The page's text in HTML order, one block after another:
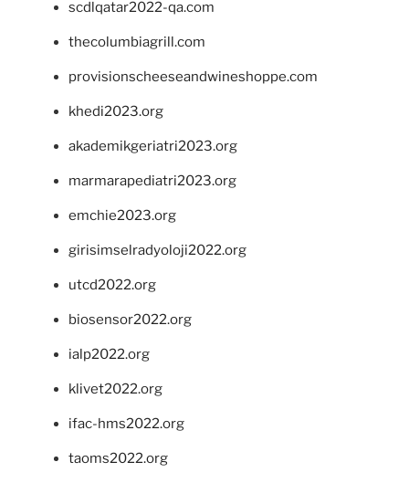
scdlqatar2022-qa.com
thecolumbiagrill.com
provisionscheeseandwineshoppe.com
khedi2023.org
akademikgeriatri2023.org
marmarapediatri2023.org
emchie2023.org
girisimselradyoloji2022.org
utcd2022.org
biosensor2022.org
ialp2022.org
klivet2022.org
ifac-hms2022.org
taoms2022.org